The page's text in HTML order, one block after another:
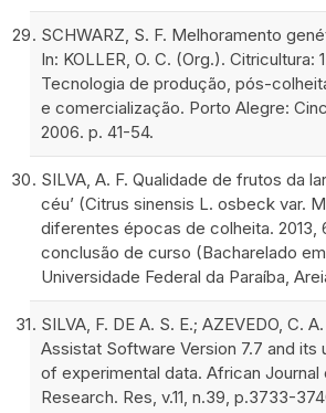
SCHWARZ, S. F. Melhoramento
In: KOLLER, O. C. (Org.). Citricultura:
Tecnologia de produção, pós-
e comercialização. Porto Alegre:
2006. p. 41-54.
SILVA, A. F. Qualidade de frutos da
céu’ (Citrus sinensis L. osbeck var.
diferentes épocas de colheita. 2013,
conclusão de curso (Bacharelado
Universidade Federal da Paraíba,
SILVA, F. DE A. S. E.; AZEVEDO, C.
Assistat Software Version 7.7 and its
of experimental data. African Journal
Research. Res, v.11, n.39, p.3733-